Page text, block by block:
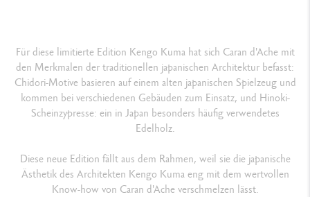
Für diese limitierte Edition Kengo Kuma hat sich Caran d'Ache mit
den Merkmalen der traditionellen japanischen Architektur befasst:
Chidori-Motive basieren auf einem alten japanischen Spielzeug und
kommen bei verschiedenen Gebäuden zum Einsatz, und Hinoki-
Scheinzypresse: ein in Japan besonders häufig verwendetes
Edelholz.
Diese neue Edition fällt aus dem Rahmen, weil sie die japanische
Ästhetik des Architekten Kengo Kuma eng mit dem wertvollen
Know-how von Caran d'Ache verschmelzen lässt.